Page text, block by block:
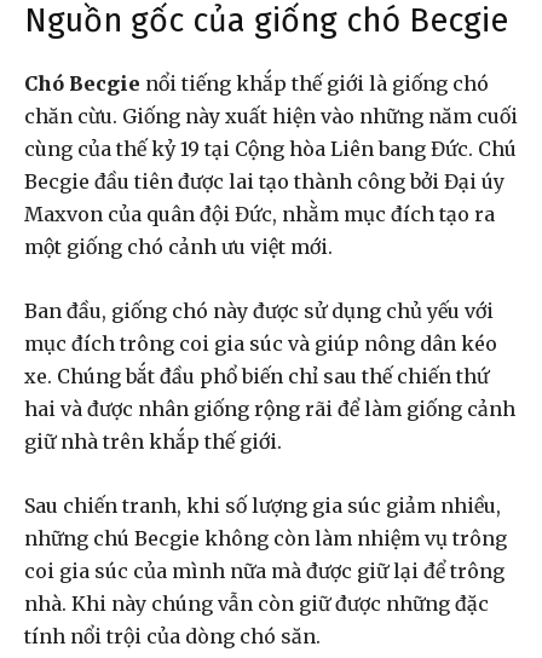
Nguồn gốc của giống chó Becgie
Chó Becgie nổi tiếng khắp thế giới là giống chó
chăn cừu. Giống này xuất hiện vào những năm cuối
cùng của thế kỷ 19 tại Cộng hòa Liên bang Đức. Chú
Becgie đầu tiên được lai tạo thành công bởi Đại úy
Maxvon của quân đội Đức, nhằm mục đích tạo ra
một giống chó cảnh ưu việt mới.
Ban đầu, giống chó này được sử dụng chủ yếu với
mục đích trông coi gia súc và giúp nông dân kéo
xe. Chúng bắt đầu phổ biến chỉ sau thế chiến thứ
hai và được nhân giống rộng rãi để làm giống cảnh
giữ nhà trên khắp thế giới.
Sau chiến tranh, khi số lượng gia súc giảm nhiều,
những chú Becgie không còn làm nhiệm vụ trông
coi gia súc của mình nữa mà được giữ lại để trông
nhà. Khi này chúng vẫn còn giữ được những đặc
tính nổi trội của dòng chó săn.